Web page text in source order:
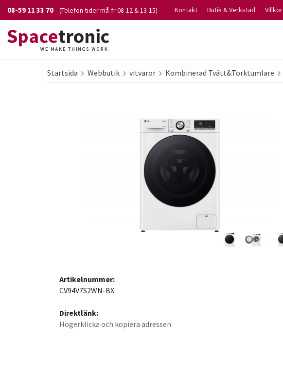
08-59 11 33 70 (Telefon tider må-fr 08-12 & 13-15) Kontakt Butik & Verkstad Villkor
Startsida Webbutik vitvaror Kombinerad Tvätt&Torktumlare
Artikelnummer:
CV94V7S2WN-BX
Direktlänk:
Högerklicka och kopiera adressen